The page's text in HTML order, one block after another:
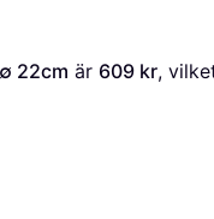
22cm är 609 kr,